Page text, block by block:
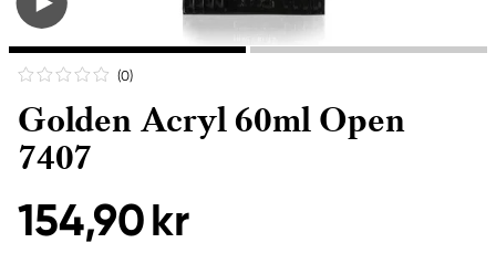
(0)
Golden Acryl 60ml Open
7407
154,90 kr